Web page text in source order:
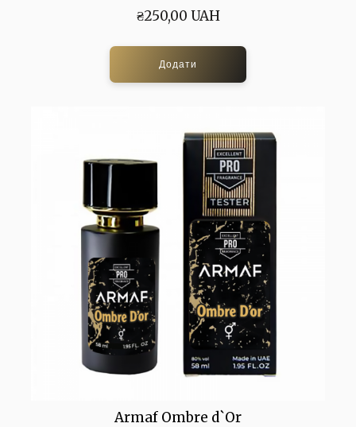
₴250,00 UAH
Додати
Armaf Ombre d`Or